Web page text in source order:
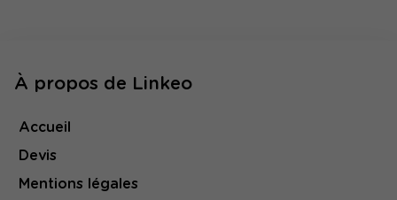
À propos de Linkeo
Accueil
Devis
Mentions légales